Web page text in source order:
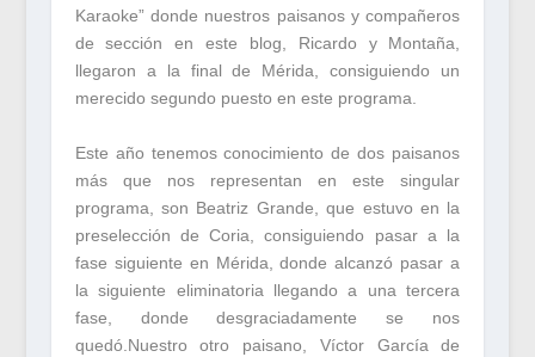
Karaoke” donde nuestros paisanos y compañeros
de sección en este blog, Ricardo y Montaña,
llegaron a la final de Mérida, consiguiendo un
merecido segundo puesto en este programa.
Este año tenemos conocimiento de dos paisanos
más que nos representan en este singular
programa, son Beatriz Grande, que estuvo en la
preselección de Coria, consiguiendo pasar a la
fase siguiente en Mérida, donde alcanzó pasar a
la siguiente eliminatoria llegando a una tercera
fase, donde desgraciadamente se nos
quedó.Nuestro otro paisano, Víctor García de